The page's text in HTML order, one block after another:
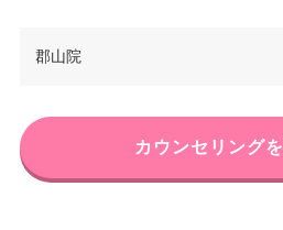
電話番号 0120-107-
郡山院
福島県郡
カウンセリング